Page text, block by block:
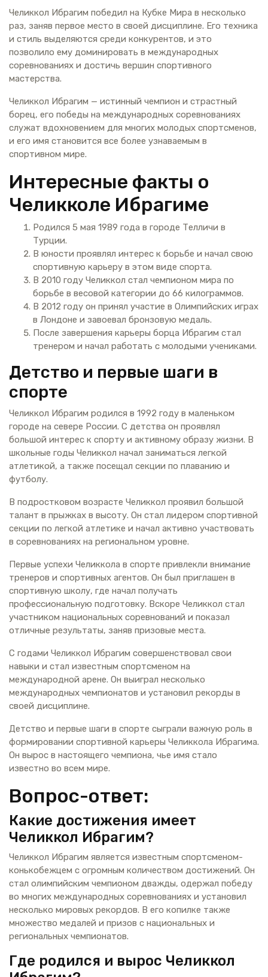
Челиккол Ибрагим победил на Кубке Мира в несколько
раз, заняв первое место в своей дисциплине. Его техника
и стиль выделяются среди конкурентов, и это
позволило ему доминировать в международных
соревнованиях и достичь вершин спортивного
мастерства.
Челиккол Ибрагим — истинный чемпион и страстный
борец, его победы на международных соревнованиях
служат вдохновением для многих молодых спортсменов,
и его имя становится все более узнаваемым в
спортивном мире.
Интересные факты о
Челикколе Ибрагиме
Родился 5 мая 1989 года в городе Телличи в
Турции.
В юности проявлял интерес к борьбе и начал свою
спортивную карьеру в этом виде спорта.
В 2010 году Челиккол стал чемпионом мира по
борьбе в весовой категории до 66 килограммов.
В 2012 году он принял участие в Олимпийских играх
в Лондоне и завоевал бронзовую медаль.
После завершения карьеры борца Ибрагим стал
тренером и начал работать с молодыми учениками.
Детство и первые шаги в
спорте
Челиккол Ибрагим родился в 1992 году в маленьком
городе на севере России. С детства он проявлял
большой интерес к спорту и активному образу жизни. В
школьные годы Челиккол начал заниматься легкой
атлетикой, а также посещал секции по плаванию и
футболу.
В подростковом возрасте Челиккол проявил большой
талант в прыжках в высоту. Он стал лидером спортивной
секции по легкой атлетике и начал активно участвовать
в соревнованиях на региональном уровне.
Первые успехи Челиккола в спорте привлекли внимание
тренеров и спортивных агентов. Он был приглашен в
спортивную школу, где начал получать
профессиональную подготовку. Вскоре Челиккол стал
участником национальных соревнований и показал
отличные результаты, заняв призовые места.
С годами Челиккол Ибрагим совершенствовал свои
навыки и стал известным спортсменом на
международной арене. Он выиграл несколько
международных чемпионатов и установил рекорды в
своей дисциплине.
Детство и первые шаги в спорте сыграли важную роль в
формировании спортивной карьеры Челиккола Ибрагима.
Он вырос в настоящего чемпиона, чье имя стало
известно во всем мире.
Вопрос-ответ:
Какие достижения имеет
Челиккол Ибрагим?
Челиккол Ибрагим является известным спортсменом-
конькобежцем с огромным количеством достижений. Он
стал олимпийским чемпионом дважды, одержал победу
во многих международных соревнованиях и установил
несколько мировых рекордов. В его копилке также
множество медалей и призов с национальных и
региональных чемпионатов.
Где родился и вырос Челиккол